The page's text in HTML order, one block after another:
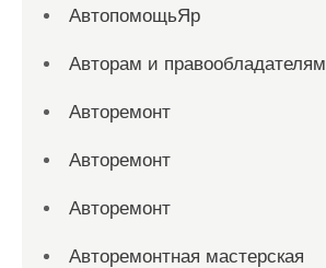
АвтопомощьЯр
Авторам и правообладателям
Авторемонт
Авторемонт
Авторемонт
Авторемонтная мастерская